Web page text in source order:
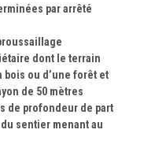
par arrêté
dont le terrain
bois ou d’une forêt et
de 50 mètres
de profondeur de part
sentier menant au